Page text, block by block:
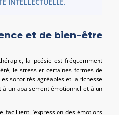
INTELLECTUELLE.
et de bien-être
la poésie est fréquemment
le stress et certaines formes de
sonorités agréables et la richesse
un apaisement émotionnel et à un
facilitent l’expression des émotions